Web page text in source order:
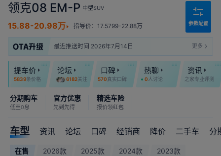
领克08 EM-P 中型SUV
15.88-20.98万 指导价：17.5799-22.88万 参数配置
最近推送时间 2026年7月14日
免费权益/付费服务共0项
更多
提车价
5839条价格
论坛
6182关注
口碑
570真实口碑
热聊
0 人讨论
资讯
之家专业评测
分期购车
低至0息
官方优惠
先到先得
精选车险
报价领红包
车型 资讯 论坛 口碑 经销商 降价 二手车 分
在售 2026款 2025款 2024款 2023款